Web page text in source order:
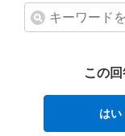
この
はい